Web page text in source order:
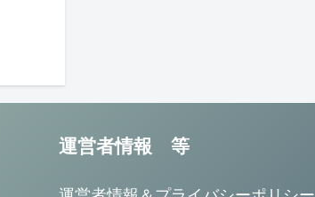
運営者情報 等